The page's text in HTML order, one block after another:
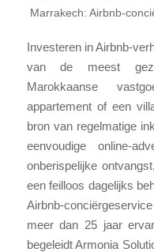
Marrakech: Airbnb-
Investeren in Airbnb-
van de meest
Marokkaanse
appartement of een
bron van regelmatige
eenvoudige online-
onberispelijke
een feilloos dagelijks
Airbnb-
meer dan 25 jaar
begeleidt Armonia